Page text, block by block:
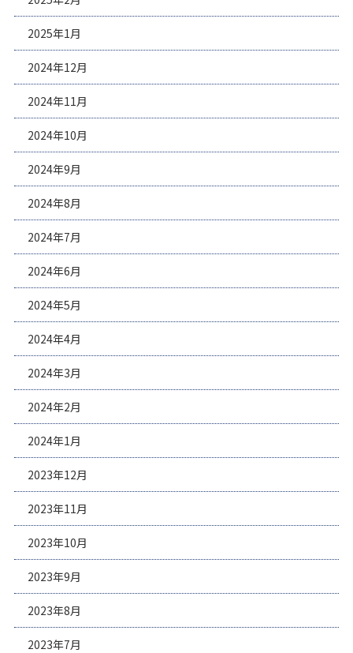
2025年1月
2024年12月
2024年11月
2024年10月
2024年9月
2024年8月
2024年7月
2024年6月
2024年5月
2024年4月
2024年3月
2024年2月
2024年1月
2023年12月
2023年11月
2023年10月
2023年9月
2023年8月
2023年7月